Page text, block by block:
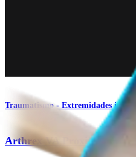
Traumatismo - Extremidades
Arthrex VA Proximal Tibial